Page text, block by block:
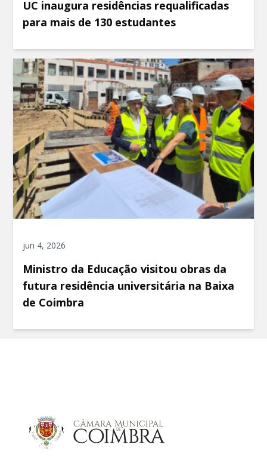
UC inaugura residências requalificadas
para mais de 130 estudantes
jun 4, 2026
Ministro da Educação visitou obras da
futura residência universitária na Baixa
de Coimbra